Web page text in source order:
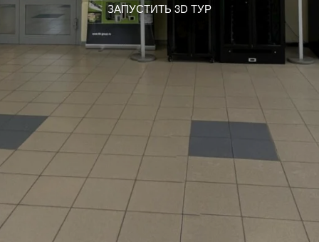
ЗАПУСТИТЬ 3D ТУР
Заказать тур